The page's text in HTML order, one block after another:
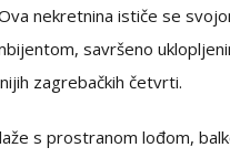
nekretnina ističe se
savršeno
zagrebačkih četvrti.
s prostranom lođom,